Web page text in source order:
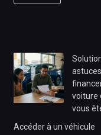
voiture
vous
Accéder à un véhicule